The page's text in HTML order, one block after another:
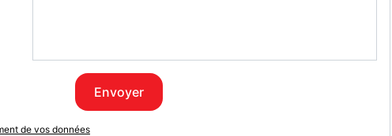
Envoyer
de vos données